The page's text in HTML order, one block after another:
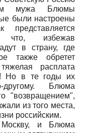
мужа Блюмы
были настроены
представляется
что, избежав
в страну, где
также обретет
расплата
Но в те годы их
другому. Блюма
"возвращением",
из того места,
российским.
и Блюма